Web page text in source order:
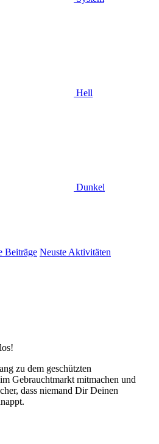
Hell
Dunkel
Beiträge Neuste Aktivitäten
zu dem geschützten
Gebrauchtmarkt mitmachen und
dass niemand Dir Deinen